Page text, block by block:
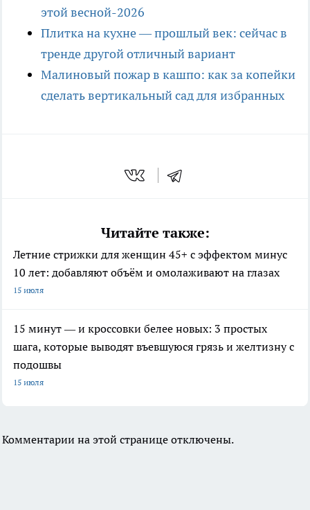
этой весной-2026
Плитка на кухне — прошлый век: сейчас в
тренде другой отличный вариант
Малиновый пожар в кашпо: как за копейки
сделать вертикальный сад для избранных
Читайте также:
Летние стрижки для женщин 45+ с эффектом минус
10 лет: добавляют объём и омолаживают на глазах
15 июля
15 минут — и кроссовки белее новых: 3 простых
шага, которые выводят въевшуюся грязь и желтизну с
подошвы
15 июля
Комментарии на этой странице отключены.